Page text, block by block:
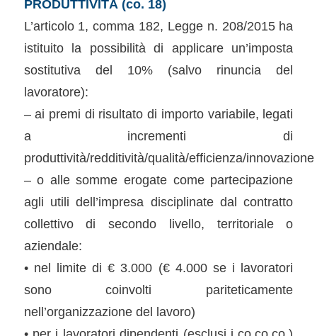
PRODUTTIVITÀ (co. 18)
L’articolo 1, comma 182, Legge n. 208/2015 ha
istituito la possibilità di applicare un’imposta
sostitutiva del 10% (salvo rinuncia del
lavoratore):
– ai premi di risultato di importo variabile, legati
a incrementi di
produttività/redditività/qualità/efficienza/innovazione
– o alle somme erogate come partecipazione
agli utili dell’impresa disciplinate dal contratto
collettivo di secondo livello, territoriale o
aziendale:
• nel limite di € 3.000 (€ 4.000 se i lavoratori
sono coinvolti pariteticamente
nell’organizzazione del lavoro)